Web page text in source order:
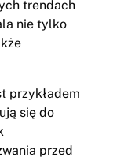
trendach
nie tylko
przykładem
się do
przed